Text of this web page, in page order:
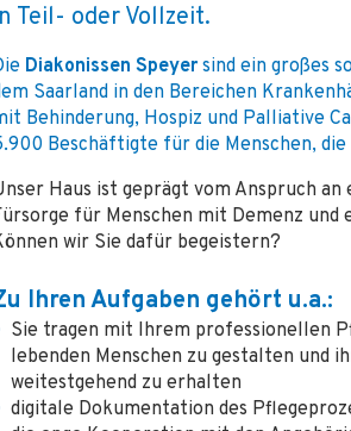
Teil- oder Vollzeit.
Diakonissen Speyer sind ein großes
Saarland in den Bereichen
Behinderung, Hospiz und Palliative
Beschäftigte für die Menschen,
Haus ist geprägt vom Anspruch
für Menschen mit Demenz
wir Sie dafür begeistern?
Ihren Aufgaben gehört u.a.:
Sie tragen mit Ihrem professionellen
lebenden Menschen zu gestalten und
weitestgehend zu erhalten
digitale Dokumentation des